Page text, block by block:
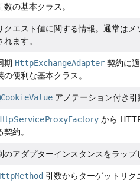
数の基本クラス。
クエスト値に関する情報。通常は
れます。
期 HttpExchangeAdapter契約に
の便利な基本クラス。
アノテーション付き引
から
契約。
のアダプターインスタンスをラップ
引数からターゲットリ